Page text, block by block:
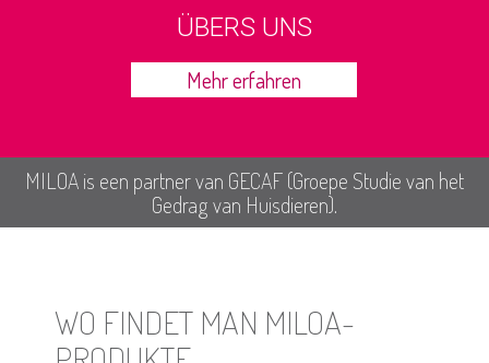
ÜBERS UNS
Mehr erfahren
MILOA is een partner van GECAF (Groepe Studie van het
Gedrag van Huisdieren).
WO FINDET MAN MILOA-